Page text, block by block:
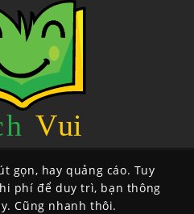
gọn, hay quảng cáo. Tuy
phí để duy trì, bạn thông
Cũng nhanh thôi.